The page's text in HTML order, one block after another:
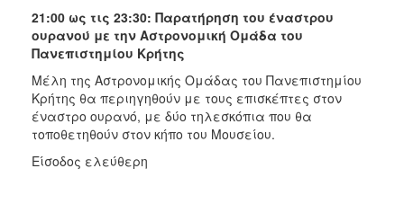
21:00 ως τις 23:30: Παρατήρηση του έναστρου
ουρανού με την Αστρονομική Ομάδα του
Πανεπιστημίου Κρήτης
Mέλη της Αστρονομικής Ομάδας του Πανεπιστημίου
Κρήτης θα περιηγηθούν με τους επισκέπτες στον
έναστρο ουρανό, με δύο τηλεσκόπια που θα
τοποθετηθούν στον κήπο του Μουσείου.
Είσοδος ελεύθερη